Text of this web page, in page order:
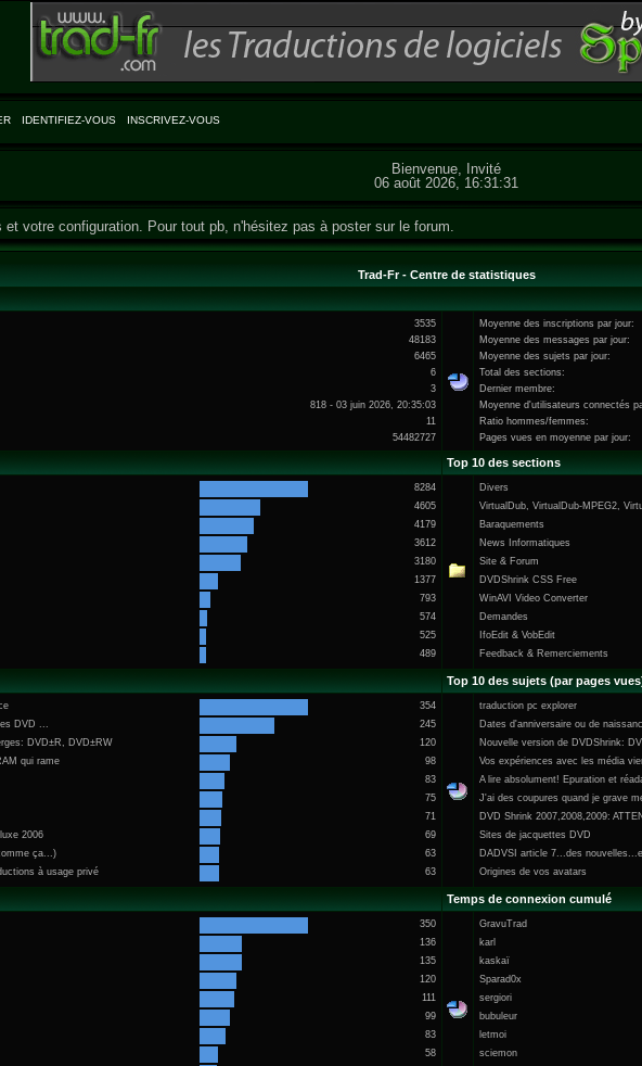
IDENTIFIEZ-VOUS INSCRIVEZ-VOUS
Bienvenue, Invité
06 août 2026, 16:31:31
votre configuration. Pour tout pb, n'hésitez pas à poster sur le forum.
Trad-Fr - Centre de statistiques
3535
48183
6465
6
3
818 - 03 juin 2026, 20:35:03
11
54482727
Moyenne des inscriptions par jour:
Moyenne des messages par jour:
Moyenne des sujets par jour:
Total des sections:
Dernier membre:
Moyenne d'utilisateurs connectés
Ratio hommes/femmes:
Pages vues en moyenne par jour:
Top 10 des sections
8284
4605
4179
3612
3180
1377
793
574
525
489
Divers
VirtualDub, VirtualDub-MPEG2,
Baraquements
News Informatiques
Site & Forum
DVDShrink CSS Free
WinAVI Video Converter
Demandes
IfoEdit & VobEdit
Feedback & Remerciements
Top 10 des sujets (par pages
354
DVD ...
245
DVD±R, DVD±RW
120
qui rame
98
83
75
71
2006
69
ça...)
63
à usage privé
63
traduction pc explorer
Dates d'anniversaire ou de
Nouvelle version de DVDShrink:
Vos expériences avec les média
A lire absolument! Epuration et
J'ai des coupures quand je grave
DVD Shrink 2007,2008,2009:
Sites de jacquettes DVD
DADVSI article 7...des
Origines de vos avatars
Temps de connexion cumulé
350
136
135
120
111
99
83
58
GravuTrad
karl
kaskaï
Sparad0x
sergiori
bubuleur
letmoi
sciemon